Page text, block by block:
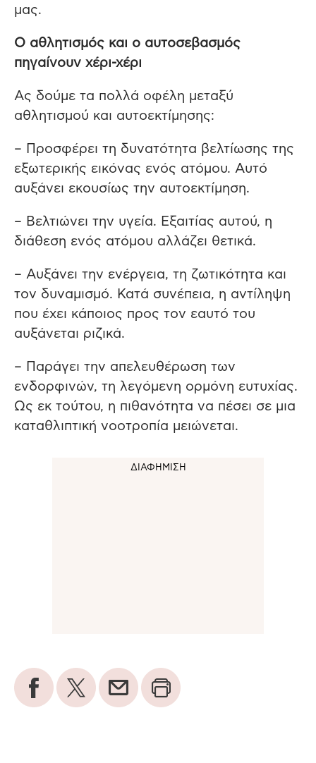
μας.
Ο αθλητισμός και ο αυτοσεβασμός
πηγαίνουν χέρι-χέρι
Ας δούμε τα πολλά οφέλη μεταξύ
αθλητισμού και αυτοεκτίμησης:
– Προσφέρει τη δυνατότητα βελτίωσης της
εξωτερικής εικόνας ενός ατόμου. Αυτό
αυξάνει εκουσίως την αυτοεκτίμηση.
– Βελτιώνει την υγεία. Εξαιτίας αυτού, η
διάθεση ενός ατόμου αλλάζει θετικά.
– Αυξάνει την ενέργεια, τη ζωτικότητα και
τον δυναμισμό. Κατά συνέπεια, η αντίληψη
που έχει κάποιος προς τον εαυτό του
αυξάνεται ριζικά.
– Παράγει την απελευθέρωση των
ενδορφινών, τη λεγόμενη ορμόνη ευτυχίας.
Ως εκ τούτου, η πιθανότητα να πέσει σε μια
καταθλιπτική νοοτροπία μειώνεται.